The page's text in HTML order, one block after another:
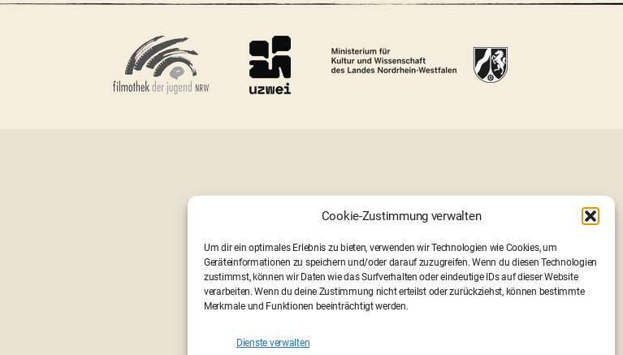
Cookie-Zustimmung verwalten
Um dir ein optimales Erlebnis zu bieten, verwenden wir Technologien wie Cookies, um
Geräteinformationen zu speichern und/oder darauf zuzugreifen. Wenn du diesen Technologien
zustimmst, können wir Daten wie das Surfverhalten oder eindeutige IDs auf dieser Website
verarbeiten. Wenn du deine Zustimmung nicht erteilst oder zurückziehst, können bestimmte
Merkmale und Funktionen beeinträchtigt werden.
Dienste verwalten